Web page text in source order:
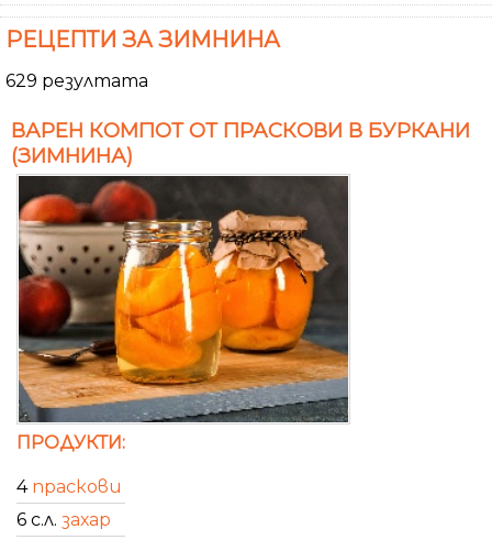
РЕЦЕПТИ ЗА ЗИМНИНА
629 резултата
ВАРЕН КОМПОТ ОТ ПРАСКОВИ В БУРКАНИ
(ЗИМНИНА)
ПРОДУКТИ:
4 праскови
6 с.л. захар